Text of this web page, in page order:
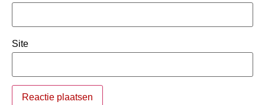
Site